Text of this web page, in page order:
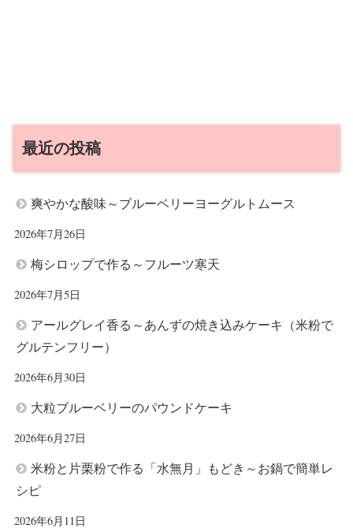
最近の投稿
爽やかな酸味～ブルーベリーヨーグルトムース
2026年7月26日
梅シロップで作る～フルーツ寒天
2026年7月5日
アールグレイ香る～あんずの焼き込みケーキ（米粉で
グルテンフリー）
2026年6月30日
大粒ブルーベリーのパウンドケーキ
2026年6月27日
米粉と片栗粉で作る「水無月」もどき～お鍋で簡単レ
シピ
2026年6月11日